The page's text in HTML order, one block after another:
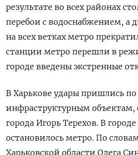
результате во всех районах
перебои с водоснабжением, а
на всех ветках метро
станции метро перешли в
городе введены экстренные
В Харькове удары пришлись по
инфраструктурным объектам,
города Игорь Терехов. В
остановилось метро. По
Харьковской области Олега